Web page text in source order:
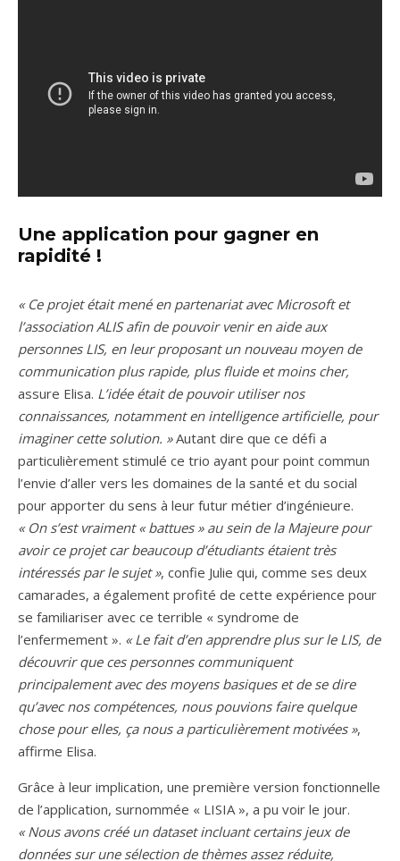
Une application pour gagner en
rapidité !
« Ce projet était mené en partenariat avec Microsoft et
l’association ALIS afin de pouvoir venir en aide aux
personnes LIS, en leur proposant un nouveau moyen de
communication plus rapide, plus fluide et moins cher,
assure Elisa. L’idée était de pouvoir utiliser nos
connaissances, notamment en intelligence artificielle, pour
imaginer cette solution. »Autant dire que ce défi a
particulièrement stimulé ce trio ayant pour point commun
l’envie d’aller vers les domaines de la santé et du social
pour apporter du sens à leur futur métier d’ingénieure.
« On s’est vraiment « battues » au sein de la Majeure pour
avoir ce projet car beaucoup d’étudiants étaient très
intéressés par le sujet », confie Julie qui, comme ses deux
camarades, a également profité de cette expérience pour
se familiariser avec ce terrible « syndrome de
l’enfermement ». « Le fait d’en apprendre plus sur le LIS, de
découvrir que ces personnes communiquent
principalement avec des moyens basiques et de se dire
qu’avec nos compétences, nous pouvions faire quelque
chose pour elles, ça nous a particulièrement motivées »,
affirme Elisa.
Grâce à leur implication, une première version fonctionnelle
de l’application, surnommée « LISIA », a pu voir le jour.
« Nous avons créé un dataset incluant certains jeux de
données sur une sélection de thèmes assez réduite,